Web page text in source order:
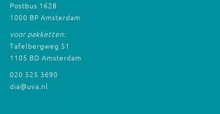
Postbus 1628
1000 BP Amsterdam
voor pakketten:
Tafelbergweg 51
1105 BD Amsterdam
020 525 3690
dia@uva.nl